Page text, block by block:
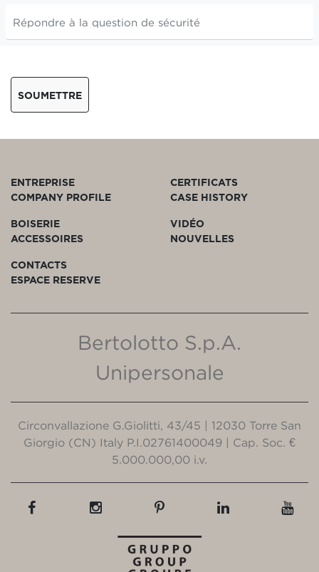
SOUMETTRE
ENTREPRISE
COMPANY PROFILE
CERTIFICATS
CASE HISTORY
BOISERIE
ACCESSOIRES
VIDÉO
NOUVELLES
CONTACTS
ESPACE RESERVE
Bertolotto S.p.A.
Unipersonale
Circonvallazione G.Giolitti, 43/45 | 12030 Torre San
Giorgio (CN) Italy P.I.02761400049 | Cap. Soc. €
5.000.000,00 i.v.